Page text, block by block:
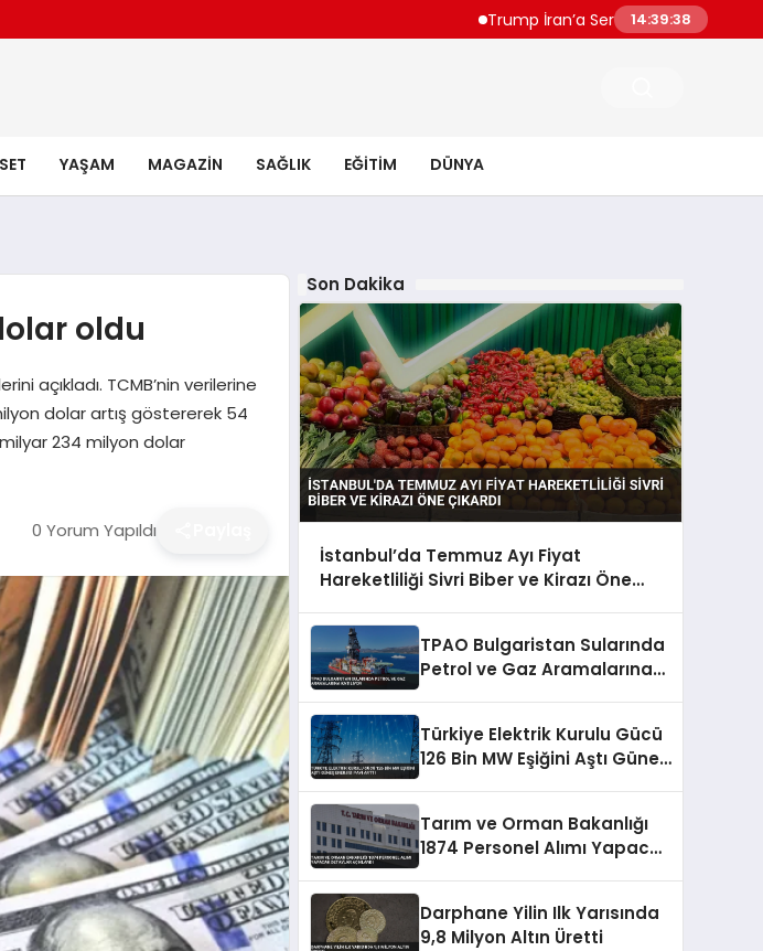
Trump İran’a Sert Çıktı “Çok Ağır
14:39:39
YAŞAM MAGAZIN SAĞLIK EĞITIM DÜNYA
oldu
açıkladı. TCMB’nin verilerine
dolar artış göstererek 54
234 milyon dolar
0 Yorum Yapıldı
Son Dakika
İstanbul’da Temmuz Ayı Fiyat
Hareketliliği Sivri Biber ve Kirazı Öne
TPAO Bulgaristan Sularında
Petrol ve Gaz Aramalarına
Türkiye Elektrik Kurulu Gücü
126 Bin MW Eşiğini Aştı Güneş
Tarım ve Orman Bakanlığı
1874 Personel Alımı Yapacak
Darphane Yilin Ilk Yarısında
9,8 Milyon Altın Üretti